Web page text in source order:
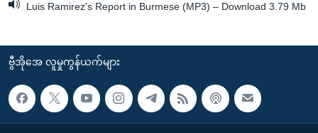
Luis Ramirez's Report in Burmese (MP3) – Download 3.79 Mb
ဗွီအိုအေ လူမှုကွန်ယက်များ